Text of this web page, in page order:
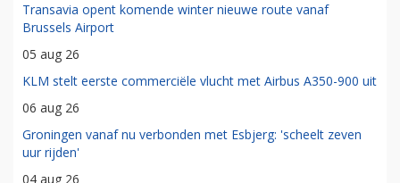
Transavia opent komende winter nieuwe route vanaf
Brussels Airport
05 aug 26
KLM stelt eerste commerciële vlucht met Airbus A350-900 uit
06 aug 26
Groningen vanaf nu verbonden met Esbjerg: 'scheelt zeven
uur rijden'
04 aug 26